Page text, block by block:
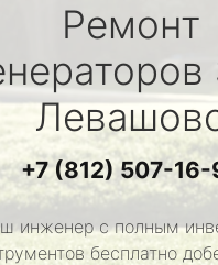
Ремонт
+7 (812) 507-16-
инженер с полным
бесплатно